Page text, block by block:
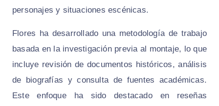
personajes y situaciones escénicas.
Flores ha desarrollado una metodología de trabajo
basada en la investigación previa al montaje, lo que
incluye revisión de documentos históricos, análisis
de biografías y consulta de fuentes académicas.
Este enfoque ha sido destacado en reseñas